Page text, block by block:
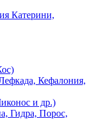
Катерини,
Кефалония,
и др.)
Гидра, Порос,